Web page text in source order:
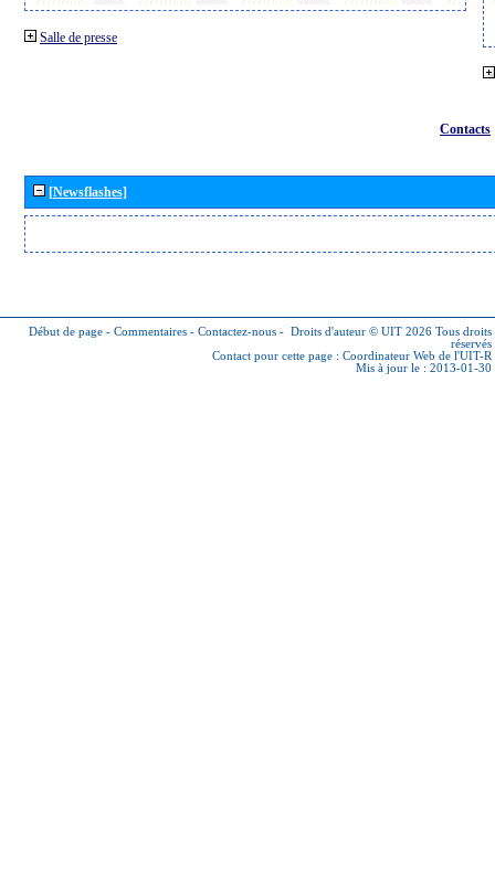
Salle de presse
Contacts
[Newsflashes]
Début de page - Commentaires - Contactez-nous - Droits d'auteur © UIT 2026 Tous droits
réservés
Contact pour cette page : Coordinateur Web de l'UIT-R
Mis à jour le : 2013-01-30